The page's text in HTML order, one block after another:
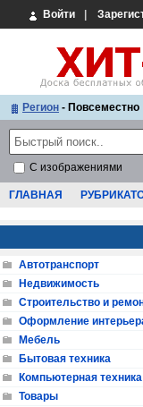
Войти
Регион - Повсеместно
С изображениями
ГЛАВНАЯ
Автотранспорт
Недвижимость
Строительство и
Оформление
Мебель
Бытовая техника
Компьютерная техника
Товары